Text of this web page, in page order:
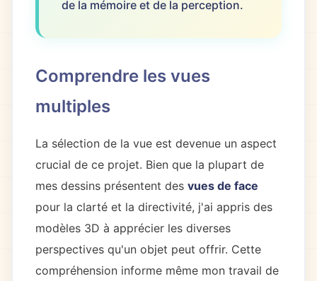
de la mémoire et de la perception.
Comprendre les vues
multiples
La sélection de la vue est devenue un aspect
crucial de ce projet. Bien que la plupart de
mes dessins présentent des vues de face
pour la clarté et la directivité, j'ai appris des
modèles 3D à apprécier les diverses
perspectives qu'un objet peut offrir. Cette
compréhension informe même mon travail de